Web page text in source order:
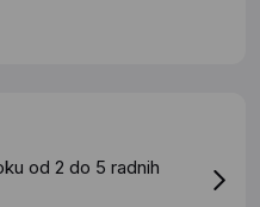
od 2 do 5 radnih